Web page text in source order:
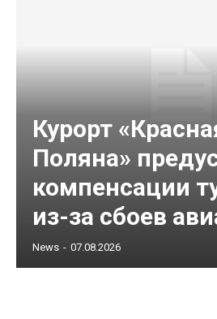
Курорт
Поляна»
компенсации
из-за сбоев
News - 07.08.2026